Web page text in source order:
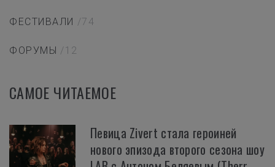
ФЕСТИВАЛИ /74
ФОРУМЫ /12
САМОЕ ЧИТАЕМОЕ
Певица Zivert стала героиней
нового эпизода второго сезона шоу